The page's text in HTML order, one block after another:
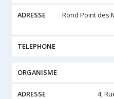
Rond Point des
4,